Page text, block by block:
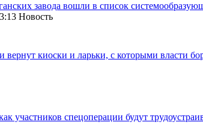
завода вошли в список
Новость
вернут киоски и ларьки, с которыми власти
участников спецоперации будут